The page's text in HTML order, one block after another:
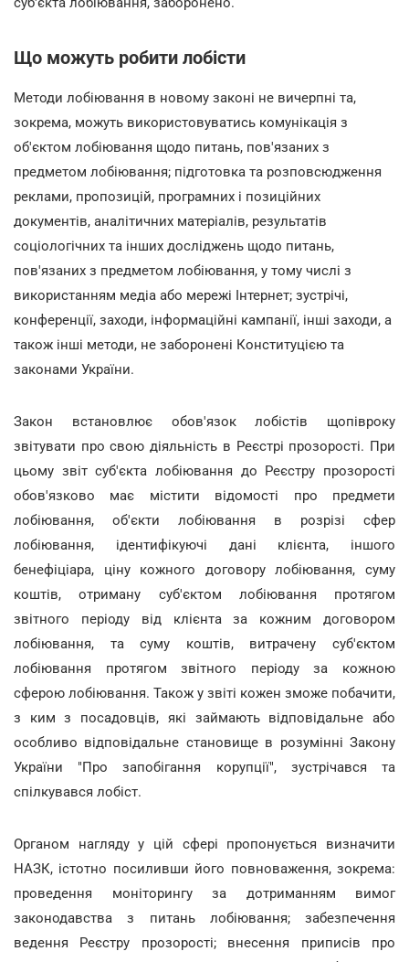
Що можуть робити лобісти
Методи лобіювання в новому законі не вичерпні та,
зокрема, можуть використовуватись комунікація з
об'єктом лобіювання щодо питань, пов'язаних з
предметом лобіювання; підготовка та розповсюдження
реклами, пропозицій, програмних і позиційних
документів, аналітичних матеріалів, результатів
соціологічних та інших досліджень щодо питань,
пов'язаних з предметом лобіювання, у тому числі з
використанням медіа або мережі Інтернет; зустрічі,
конференції, заходи, інформаційні кампанії, інші заходи, а
також інші методи, не заборонені Конституцією та
законами України.
Закон встановлює обов'язок лобістів щопівроку
звітувати про свою діяльність в Реєстрі прозорості. При
цьому звіт суб'єкта лобіювання до Реєстру прозорості
обов'язково має містити відомості про предмети
лобіювання, об'єкти лобіювання в розрізі сфер
лобіювання, ідентифікуючі дані клієнта, іншого
бенефіціара, ціну кожного договору лобіювання, суму
коштів, отриману суб'єктом лобіювання протягом
звітного періоду від клієнта за кожним договором
лобіювання, та суму коштів, витрачену суб'єктом
лобіювання протягом звітного періоду за кожною
сферою лобіювання. Також у звіті кожен зможе побачити,
з ким з посадовців, які займають відповідальне або
особливо відповідальне становище в розумінні Закону
України "Про запобігання корупції", зустрічався та
спілкувався лобіст.
Органом нагляду у цій сфері пропонується визначити
НАЗК, істотно посиливши його повноваження, зокрема:
проведення моніторингу за дотриманням вимог
законодавства з питань лобіювання; забезпечення
ведення Реєстру прозорості; внесення приписів про